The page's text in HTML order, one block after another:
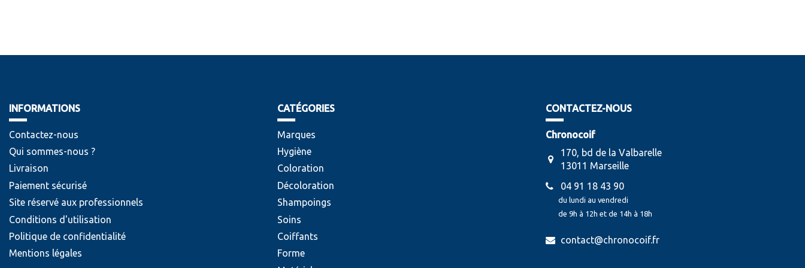
INFORMATIONS
Contactez-nous
Qui sommes-nous ?
Livraison
Paiement sécurisé
Site réservé aux professionnels
Conditions d'utilisation
Politique de confidentialité
Mentions légales
CATÉGORIES
Marques
Hygiène
Coloration
Décoloration
Shampoings
Soins
Coiffants
Forme
CONTACTEZ-NOUS
Chronocoif
170, bd de la Valbarelle
13011 Marseille
04 91 18 43 90
du lundi au vendredi
de 9h à 12h et de 14h à 18h
contact@chronocoif.fr